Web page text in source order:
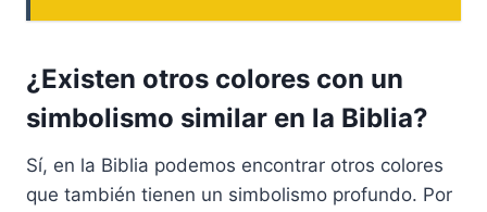
¿Existen otros colores con un
simbolismo similar en la Biblia?
Sí, en la Biblia podemos encontrar otros colores
que también tienen un simbolismo profundo. Por